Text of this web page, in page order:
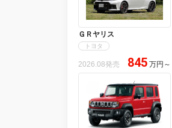
ＧＲヤリス
トヨタ
2026.08発売 845 万円 ～